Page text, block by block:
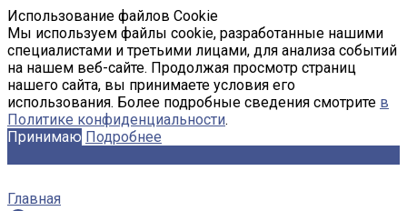
Использование файлов Cookie
Мы используем файлы cookie, разработанные нашими
специалистами и третьими лицами, для анализа событий
на нашем веб-сайте. Продолжая просмотр страниц
нашего сайта, вы принимаете условия его
использования. Более подробные сведения смотрите в
Политике конфиденциальности.
Принимаю Подробнее
Главная